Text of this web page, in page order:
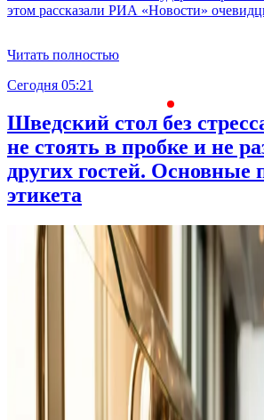
этом рассказали РИА «Новости»
Читать полностью
Сегодня 05:21
Шведский стол без
не стоять в пробке и не
других гостей. Основные
этикета